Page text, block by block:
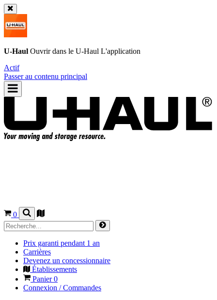
U-Haul Ouvrir dans le U-Haul L'application
Actif
Passer au contenu principal
0
Prix garanti pendant 1 an
Carrières
Devenez un concessionnaire
Établissements
Panier0
Connexion / Commandes